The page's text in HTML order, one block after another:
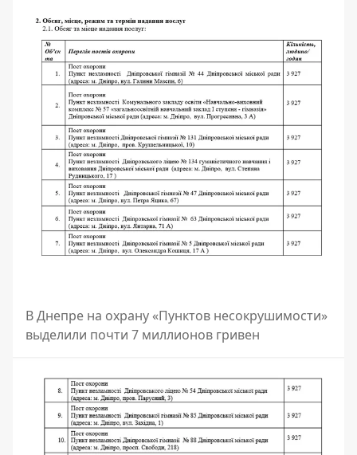
В Днепре на охрану «Пунктов несокрушимости»
выделили почти 7 миллионов гривен